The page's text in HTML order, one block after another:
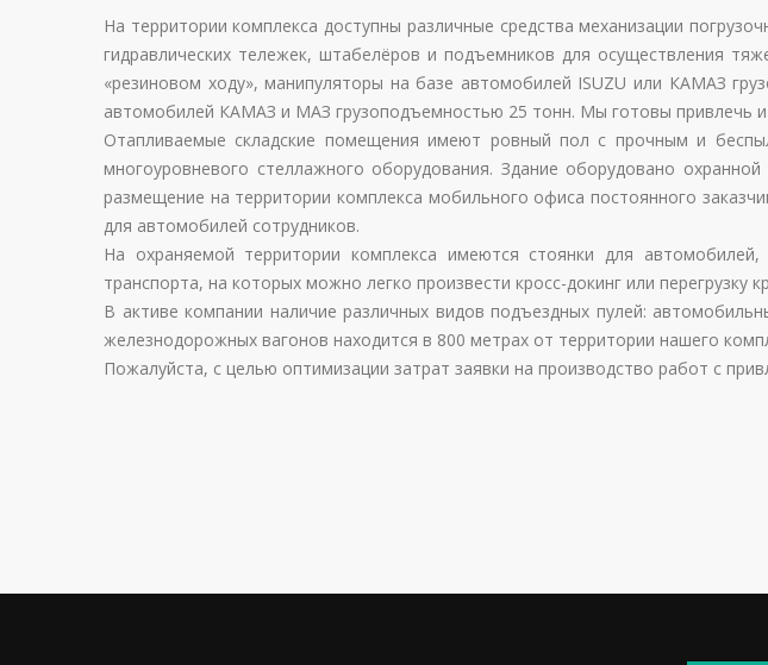
На территории комплекса доступны различные средства механизации
гидравлических тележек, штабелёров и подъемников для осуществления
«резиновом ходу», манипуляторы на базе автомобилей ISUZU или КАМАЗ
автомобилей КАМАЗ и МАЗ грузоподъемностью 25 тонн. Мы готовы привлечь
Отапливаемые складские помещения имеют ровный пол с прочным и
многоуровневого стеллажного оборудования. Здание оборудовано
размещение на территории комплекса мобильного офиса постоянного
для автомобилей сотрудников.
На охраняемой территории комплекса имеются стоянки для
транспорта, на которых можно легко произвести кросс-докинг или перегрузку
В активе компании наличие различных видов подъездных пулей:
железнодорожных вагонов находится в 800 метрах от территории нашего
Пожалуйста, с целью оптимизации затрат заявки на производство работ с